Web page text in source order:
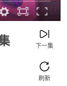
下一集
刷新